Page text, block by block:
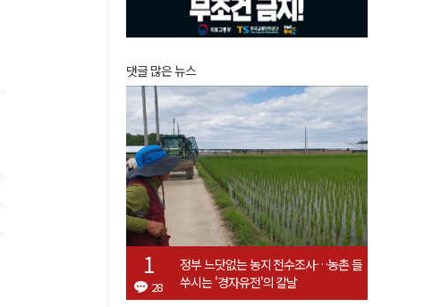
댓글 많은 뉴스
28
정부 느닷없는 농지 전수조사…농촌 들
쑤시는 '경자유전'의 칼날